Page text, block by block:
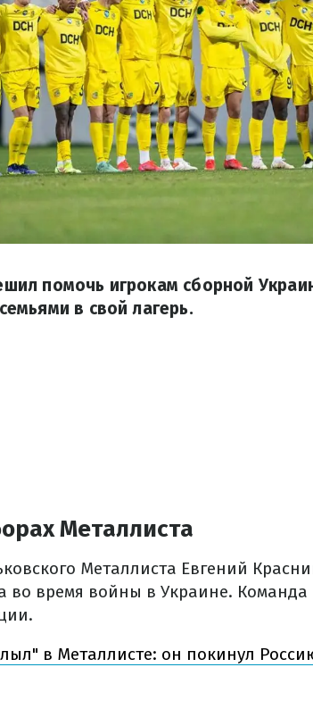
помочь игрокам сборной
в свой лагерь.
Металлиста
Металлиста Евгений
во время войны в Украине.
в Металлисте: он покинул